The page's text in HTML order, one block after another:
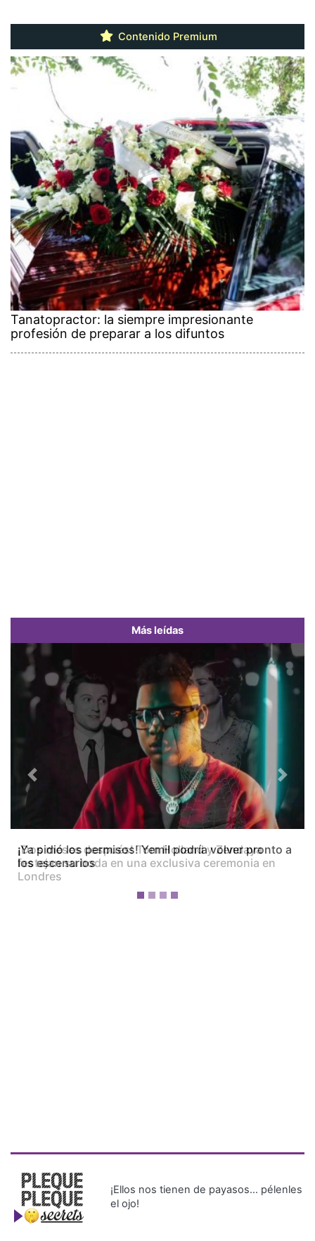
Contenido Premium
Tanatopractor: la siempre impresionante
profesión de preparar a los difuntos
Más leídas
¡Dos meses después! Tom Holland y Zendaya
festejan su boda en una exclusiva ceremonia en
Londres
Previous Next
¡Ellos nos tienen de payasos… pélenles
el ojo!